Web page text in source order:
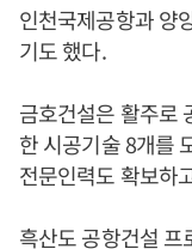
인천국제공항과 양
기도 했다.
금호건설은 활주로
한 시공기술 8개를
전문인력도 확보하
흑산도 공항건설